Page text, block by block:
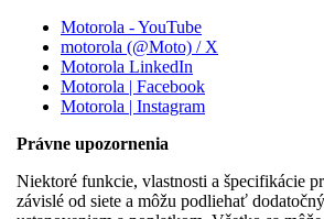
Motorola - YouTube
motorola (@Moto) / X
Motorola LinkedIn
Motorola | Facebook
Motorola | Instagram
Právne upozornenia
Niektoré funkcie, vlastnosti a špecifikácie
závislé od siete a môžu podliehať